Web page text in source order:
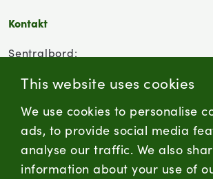
This website uses cookies
We use cookies to personalise
ads, to provide social media
analyse our traffic. We also
information about your use of
Kontakt
Sentralbord:
Kontaktskjema
firmapost@nortura.no